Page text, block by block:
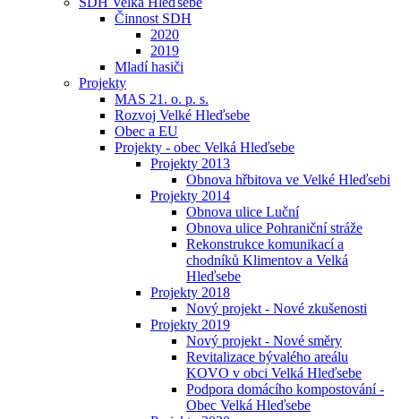
Činnost SDH
2020
2019
Mladí hasiči
Projekty
MAS 21. o. p. s.
Rozvoj Velké Hleďsebe
Obec a EU
Projekty - obec Velká Hleďsebe
Projekty 2013
Obnova hřbitova ve Velké Hleďsebi
Projekty 2014
Obnova ulice Luční
Obnova ulice Pohraniční stráže
Rekonstrukce komunikací a
chodníků Klimentov a Velká
Hleďsebe
Projekty 2018
Nový projekt - Nové zkušenosti
Projekty 2019
Nový projekt - Nové směry
Revitalizace bývalého areálu
KOVO v obci Velká Hleďsebe
Podpora domácího kompostování -
Obec Velká Hleďsebe